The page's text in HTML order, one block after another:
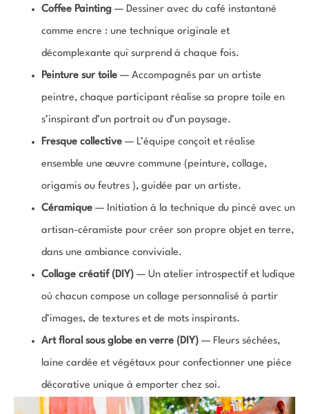
Coffee Painting — Dessiner avec du café instantané
comme encre : une technique originale et
décomplexante qui surprend à chaque fois.
Peinture sur toile — Accompagnés par un artiste
peintre, chaque participant réalise sa propre toile en
s’inspirant d’un portrait ou d’un paysage.
Fresque collective — L’équipe conçoit et réalise
ensemble une œuvre commune (peinture, collage,
origamis ou feutres ), guidée par un artiste.
Céramique — Initiation à la technique du pincé avec un
artisan-céramiste pour créer son propre objet en terre,
dans une ambiance conviviale.
Collage créatif (DIY) — Un atelier introspectif et ludique
où chacun compose un collage personnalisé à partir
d’images, de textures et de mots inspirants.
Art floral sous globe en verre (DIY) — Fleurs séchées,
laine cardée et végétaux pour confectionner une pièce
décorative unique à emporter chez soi.